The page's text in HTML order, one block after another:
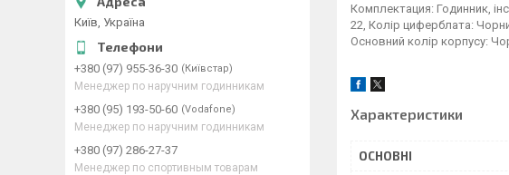
Комплектация: Годинник,
22, Колір циферблата:
Основний колір корпусу:
Характеристики
ОСНОВНІ
Київ, Україна
+380 (97) 955-36-30 Київстар
Менеджер по наручним годинникам
+380 (95) 193-50-60 Vodafone
Менеджер по наручним годинникам
+380 (97) 286-27-37
Менеджер по спортивным товарам